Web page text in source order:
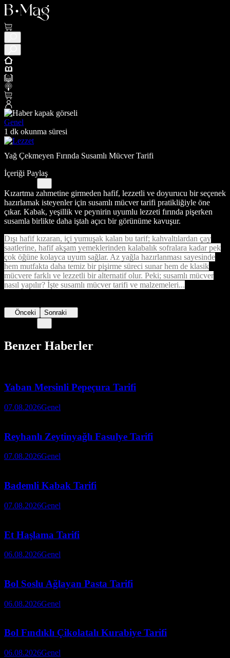
Genel
1 dk okunma süresi
Yağ Çekmeyen Fırında Susamlı Mücver Tarifi
İçeriği Paylaş
Kızartma zahmetine girmeden hafif, lezzetli ve doyurucu bir seçenek
hazırlamak isteyenler için susamlı mücver tarifi pratikliğiyle öne
çıkar. Kabak, yeşillik ve peynirin uyumlu lezzeti fırında pişerken
susamla birlikte daha iştah açıcı bir görünüme kavuşur.
Dışı hafif kızaran, içi yumuşak kalan bu tarif; kahvaltılardan çay
saatlerine, hafif akşam yemeklerinden kalabalık sofralara kadar pek
çok öğüne kolayca uyum sağlar. Az yağla hazırlanması sayesinde
hem mutfakta daha temiz bir pişirme süreci sunar hem de klasik
mücvere farklı ve lezzetli bir alternatif olur. Peki; susamlı mücver
nasıl yapılır? İşte susamlı mücver tarifi ve malzemeleri...
Önceki Sonraki
Benzer Haberler
Yaban Mersinli Pepeçura Tarifi
07.08.2026Genel
Reyhanlı Zeytinyağlı Fasulye Tarifi
07.08.2026Genel
Bademli Kabak Tarifi
07.08.2026Genel
Et Haşlama Tarifi
06.08.2026Genel
Bol Soslu Ağlayan Pasta Tarifi
06.08.2026Genel
Bol Fındıklı Çikolatalı Kurabiye Tarifi
06.08.2026Genel